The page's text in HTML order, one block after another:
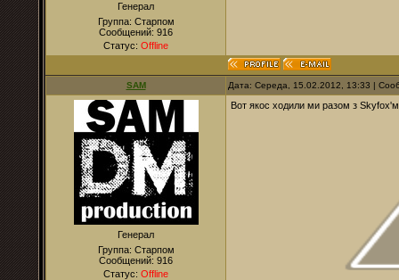
Генерал
Группа: Старпом
Сообщений: 916
Статус: Offline
SAM Дата: Середа, 15.02.2012, 13:33 |
Генерал
Группа: Старпом
Сообщений: 916
Статус: Offline
Вот якос ходили ми разом з Skyfox'м